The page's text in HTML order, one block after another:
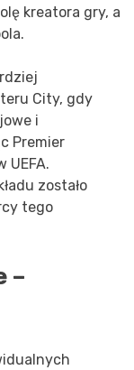
kreatora gry, a
City, gdy
i
Premier
UEFA.
zostało
tego
–